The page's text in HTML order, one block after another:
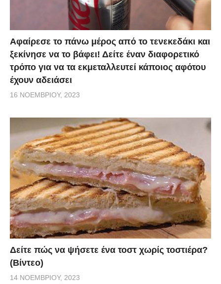
Αφαίρεσε το πάνω μέρος από το τενεκεδάκι και
ξεκίνησε να το βάφει! Δείτε έναν διαφορετικό
τρόπο για να τα εκμεταλλευτεί κάποιος αφότου
έχουν αδειάσει
16 ΝΟΕΜΒΡΊΟΥ, 2023
Δείτε πώς να ψήσετε ένα τοστ χωρίς τοστιέρα?
(Βίντεο)
14 ΝΟΕΜΒΡΊΟΥ, 2023